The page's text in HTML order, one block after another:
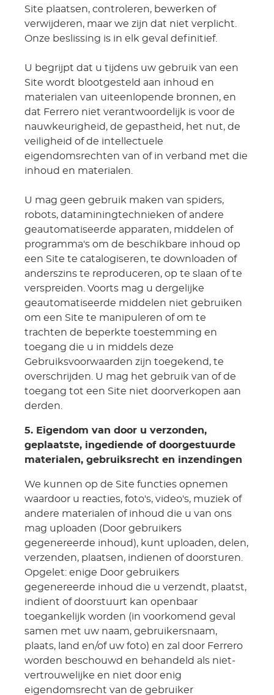
Site plaatsen, controleren, bewerken of
verwijderen, maar we zijn dat niet verplicht.
Onze beslissing is in elk geval definitief.
U begrijpt dat u tijdens uw gebruik van een
Site wordt blootgesteld aan inhoud en
materialen van uiteenlopende bronnen, en
dat Ferrero niet verantwoordelijk is voor de
nauwkeurigheid, de gepastheid, het nut, de
veiligheid of de intellectuele
eigendomsrechten van of in verband met die
inhoud en materialen.
U mag geen gebruik maken van spiders,
robots, dataminingtechnieken of andere
geautomatiseerde apparaten, middelen of
programma's om de beschikbare inhoud op
een Site te catalogiseren, te downloaden of
anderszins te reproduceren, op te slaan of te
verspreiden. Voorts mag u dergelijke
geautomatiseerde middelen niet gebruiken
om een Site te manipuleren of om te
trachten de beperkte toestemming en
toegang die u in middels deze
Gebruiksvoorwaarden zijn toegekend, te
overschrijden. U mag het gebruik van of de
toegang tot een Site niet doorverkopen aan
derden.
5. Eigendom van door u verzonden,
geplaatste, ingediende of doorgestuurde
materialen, gebruiksrecht en inzendingen
We kunnen op de Site functies opnemen
waardoor u reacties, foto's, video's, muziek of
andere materialen of inhoud die u van ons
mag uploaden (Door gebruikers
gegenereerde inhoud), kunt uploaden, delen,
verzenden, plaatsen, indienen of doorsturen.
Opgelet: enige Door gebruikers
gegenereerde inhoud die u verzendt, plaatst,
indient of doorstuurt kan openbaar
toegankelijk worden (in voorkomend geval
samen met uw naam, gebruikersnaam,
plaats, land en/of uw foto) en zal door Ferrero
worden beschouwd en behandeld als niet-
vertrouwelijke en niet door enig
eigendomsrecht van de gebruiker